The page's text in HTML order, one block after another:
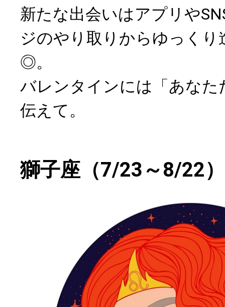
新たな出会いはアプリや
ジのやり取りからゆっく
◎。
バレンタインには「あなた
伝えて。
獅子座（7/23～8/22）